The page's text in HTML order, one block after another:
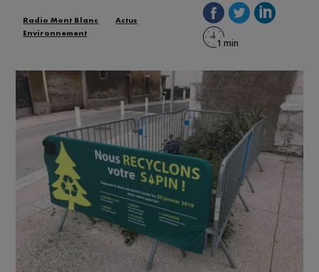
Radio Mont Blanc
Actus
Environnement